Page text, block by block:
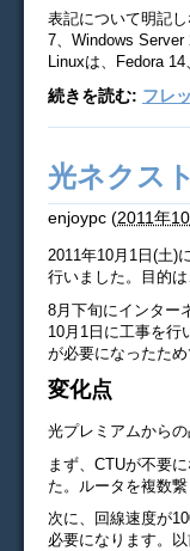
表記について明記
7、Windows Server
Linuxは、Fedora
続きを読む: フレ
光ネクス
enjoypc (2011年
2011年10月1日(土)
行いました。目的は
8月下旬にインター
10月1日に工事を行
が必要になったため
変化点
光プレミアムから
まず、CTUが不要
た。ルータを複数
次に、回線速度が
必要になります。